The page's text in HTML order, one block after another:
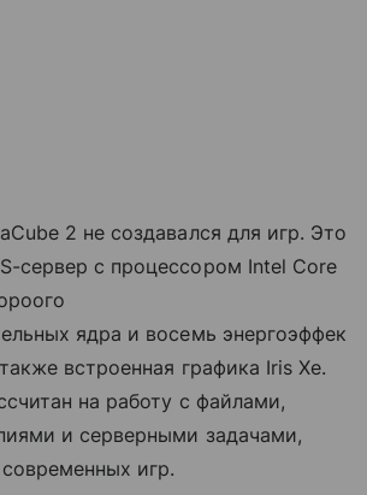
2 не создавался для игр. Это
сервер с процессором Intel Core
ядра и восемь энергоэффек
встроенная графика Iris Xe.
на работу с файлами,
и серверными задачами,
игр.